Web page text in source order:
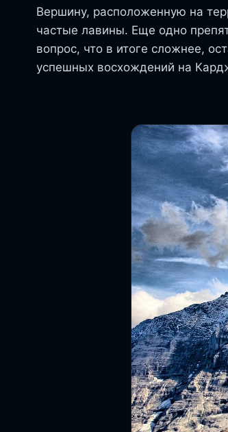
Вершину, расположенную на
частые лавины. Еще одно
вопрос, что в итоге сложнее,
успешных восхождений на